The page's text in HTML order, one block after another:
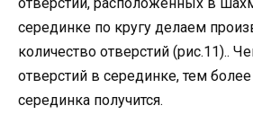
серединке по кругу делаем
количество отверстий (рис.11)..
отверстий в серединке, тем более
серединка получится.